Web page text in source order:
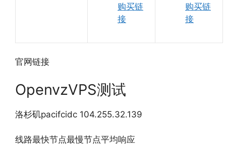
购买链
接
购买链
接
官网链接
OpenvzVPS测试
洛杉矶pacifcidc 104.255.32.139
线路最快节点最慢节点平均响应